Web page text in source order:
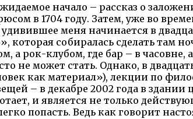
начало – рассказ о
в 1704 году. Затем, уже во
меня начинается в
которая собиралась сделать там
а рок-клубом, где бар – в
не может стать. Однако, в
как материал»), лекции по
– в декабре 2002 года в
и является не только
попасть. Ведь как говорит